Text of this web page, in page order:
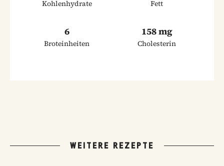
Kohlenhydrate Fett
6
Broteinheiten
158 mg
Cholesterin
WEITERE REZEPTE